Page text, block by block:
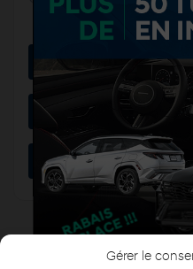
Gérer le
Plus de
Vérifier
Évaluer
Demande